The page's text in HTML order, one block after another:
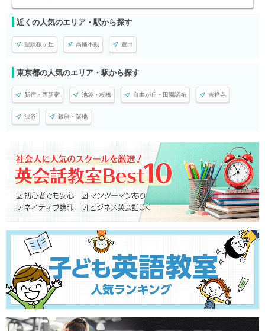
近くの人気のエリア・駅から探す
聖蹟桜ヶ丘 高幡不動 豊田
東京都の人気のエリア・駅から探す
新宿・西新宿 池袋・板橋 自由が丘・田園調布 吉祥寺
渋谷 銀座・築地